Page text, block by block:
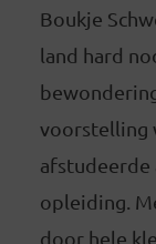
Boukje
land hard
voorstelling
afstudeerde
opleiding.
door hele